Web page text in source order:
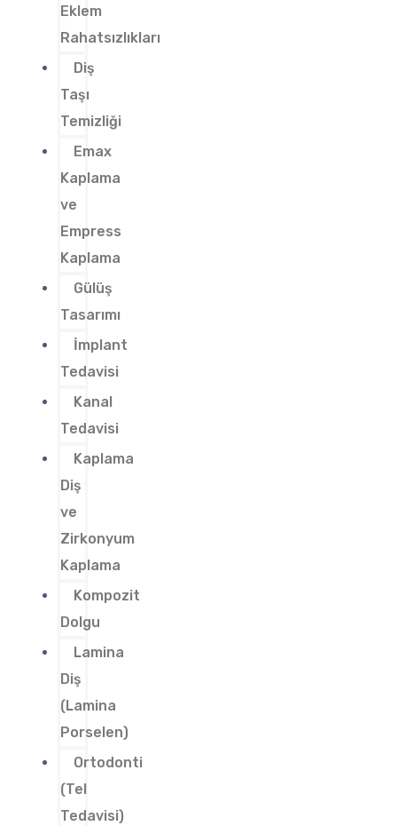
Eklem
Rahatsızlıkları
Diş
Taşı
Temizliği
Emax
Kaplama
ve
Empress
Kaplama
Gülüş
Tasarımı
İmplant
Tedavisi
Kanal
Tedavisi
Kaplama
Diş
ve
Zirkonyum
Kaplama
Kompozit
Dolgu
Lamina
Diş
(Lamina
Porselen)
Ortodonti
(Tel
Tedavisi)